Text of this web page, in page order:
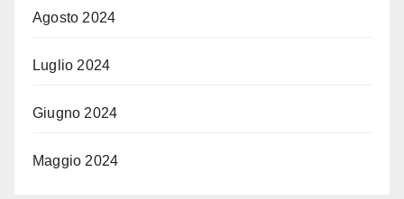
Agosto 2024
Luglio 2024
Giugno 2024
Maggio 2024